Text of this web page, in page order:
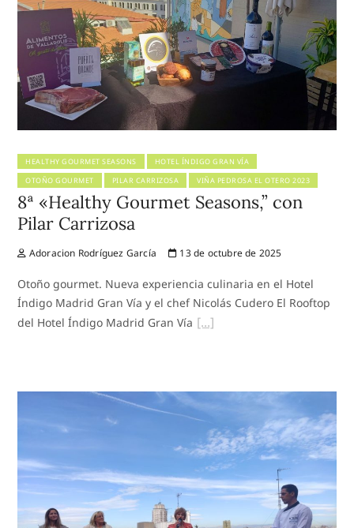
HEALTHY GOURMET SEASONS
HOTEL ÍNDIGO GRAN VÍA
OTOÑO GOURMET
PILAR CARRIZOSA VIÑA PEDROSA EL OTERO 2023
8ª «Healthy Gourmet Seasons,” con
Pilar Carrizosa
Adoracion Rodríguez García 13 de octubre de 2025
Otoño gourmet. Nueva experiencia culinaria en el Hotel
Índigo Madrid Gran Vía y el chef Nicolás Cudero El Rooftop
del Hotel Índigo Madrid Gran Vía